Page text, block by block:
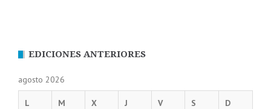
EDICIONES ANTERIORES
agosto 2026
L M X J V S D